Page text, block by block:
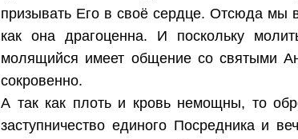
призывать Его в своё сердце. Отсюда мы
как она драгоценна. И поскольку
молящийся имеет общение со святыми
сокровенно.
А так как плоть и кровь немощны, то
заступничество единого Посредника и